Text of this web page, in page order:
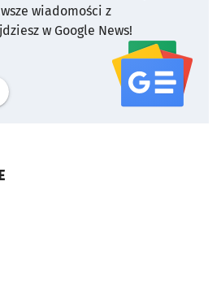
wiadomości z
w Google News!
serwisu